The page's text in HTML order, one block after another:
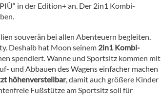
in der Edition+ an. Der 2in1 Kombi-
souverän bei allen Abenteuern begleiten,
Deshalb hat Moon seinem 2in1 Kombi-
spendiert. Wanne und Sportsitz kommen mit
und Abbauen des Wagens einfacher machen
höhenverstellbar, damit auch größere Kinder
Fußstütze am Sportsitz soll für